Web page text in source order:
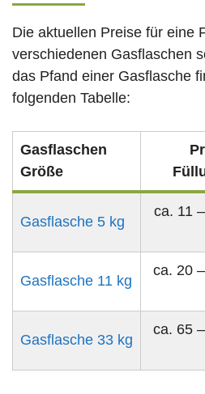
Die aktuellen Preise für eine
verschiedenen Gasflaschen
das Pfand einer Gasflasche
folgenden Tabelle:
Gasflaschen
Größe
Gasflasche 5 kg
ca. 11
Gasflasche 11 kg
ca. 20
Gasflasche 33 kg
ca. 65